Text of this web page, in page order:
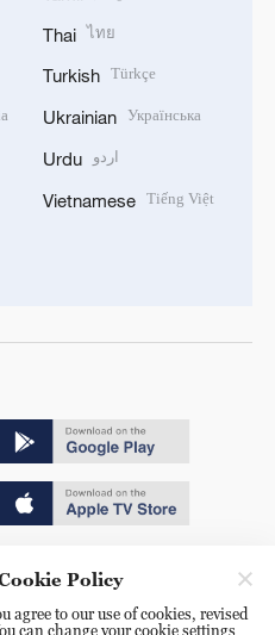
Thai ไทย
Turkish Türkçe
Ukrainian Українська
Urdu اردو
Vietnamese Tiếng Việt
Policy
to our use of cookies, revised
can change your cookie settings